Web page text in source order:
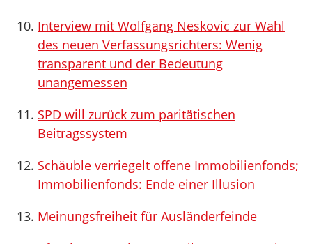
Interview mit Wolfgang Neskovic zur Wahl
des neuen Verfassungsrichters: Wenig
transparent und der Bedeutung
unangemessen
SPD will zurück zum paritätischen
Beitragssystem
Schäuble verriegelt offene Immobilienfonds;
Immobilienfonds: Ende einer Illusion
Meinungsfreiheit für Ausländerfeinde